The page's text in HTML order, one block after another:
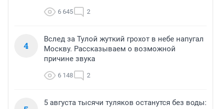
6 645 2
4
Вслед за Тулой жуткий грохот в небе напугал
Москву. Рассказываем о возможной
причине звука
6 148 2
5 августа тысячи туляков останутся без воды: